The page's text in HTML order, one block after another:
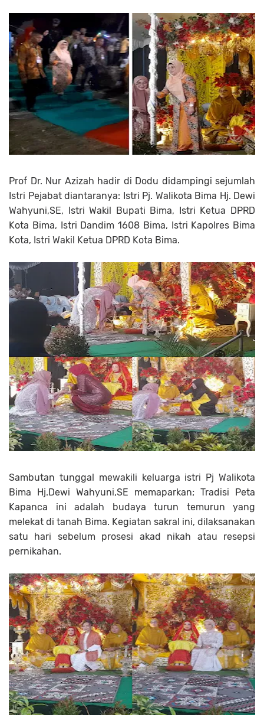
Prof Dr. Nur Azizah hadir di Dodu didampingi sejumlah
Istri Pejabat diantaranya: Istri Pj. Walikota Bima Hj. Dewi
Wahyuni,SE, Istri Wakil Bupati Bima, Istri Ketua DPRD
Kota Bima, Istri Dandim 1608 Bima, Istri Kapolres Bima
Kota, Istri Wakil Ketua DPRD Kota Bima.
Sambutan tunggal mewakili keluarga istri Pj Walikota
Bima Hj.Dewi Wahyuni,SE memaparkan; Tradisi Peta
Kapanca ini adalah budaya turun temurun yang
melekat di tanah Bima. Kegiatan sakral ini, dilaksanakan
satu hari sebelum prosesi akad nikah atau resepsi
pernikahan.